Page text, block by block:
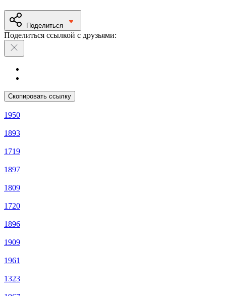
Поделиться
Поделиться ссылкой с друзьями:
Скопировать ссылку
1950
1893
1719
1897
1809
1720
1896
1909
1961
1323